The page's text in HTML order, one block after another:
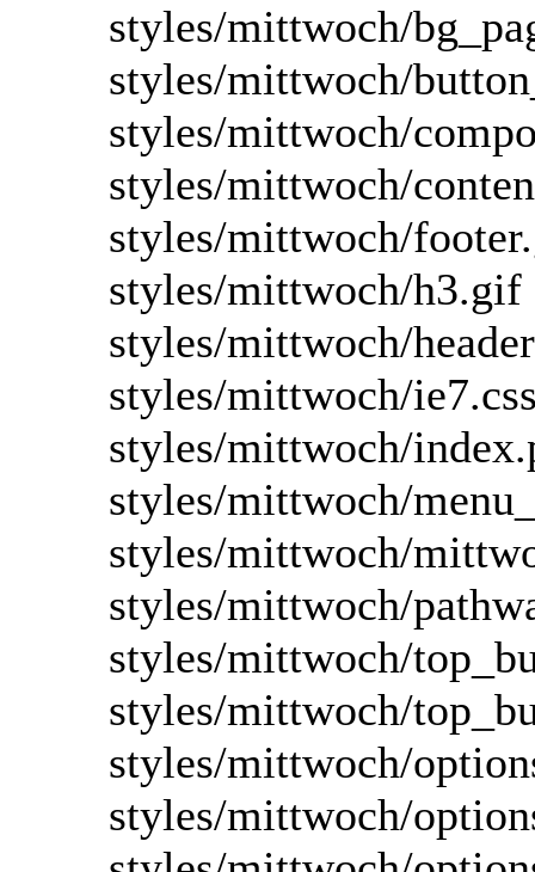
styles/mittwoch/
styles/mittwoch/
styles/mittwoch/
styles/mittwoch/
styles/mittwoch/
styles/mittwoch/h3.gif
styles/mittwoch/
styles/mittwoch/
styles/mittwoch/
styles/mittwoch/
styles/mittwoch/
styles/mittwoch/
styles/mittwoch/
styles/mittwoch/
styles/mittwoch/
styles/mittwoch/